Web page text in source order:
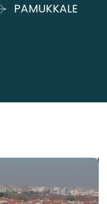
PAMUKKALE